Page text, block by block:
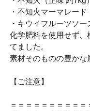
・不知火マーマレー
・キウイフルーツソ
化学肥料を使用せず
てました。
素材そのものの豊かな
【ご注意】
＝＝＝＝＝＝＝＝＝